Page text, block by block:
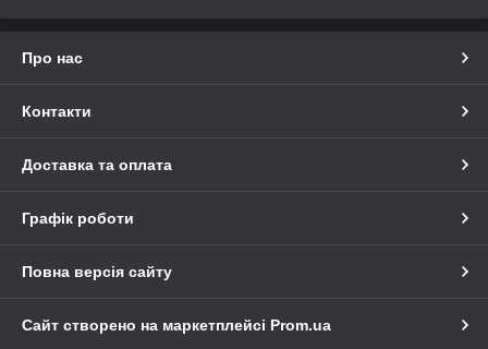
Про нас
Контакти
Доставка та оплата
Графік роботи
Повна версія сайту
Сайт створено на маркетплейсі Prom.ua